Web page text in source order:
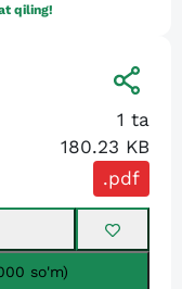
qiling!
1 ta
180.23 KB
.pdf
so'm)